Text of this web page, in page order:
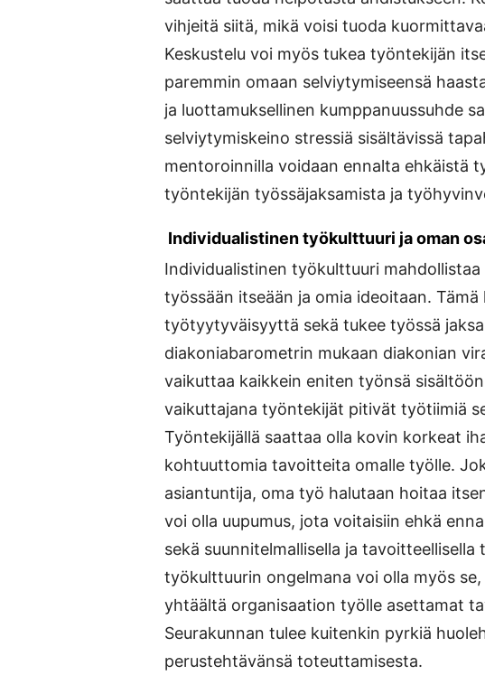
vihjeitä siitä, mikä voisi tuoda
Keskustelu voi myös tukea työntekijän
paremmin omaan selviytymiseensä
ja luottamuksellinen kumppanuussuhde
selviytymiskeino stressiä sisältävissä
mentoroinnilla voidaan ennalta ehkäistä
työntekijän työssäjaksamista ja
Individualistinen työkulttuuri ja oman
Individualistinen työkulttuuri
työssään itseään ja omia ideoitaan.
työtyytyväisyyttä sekä tukee työssä
diakoniabarometrin mukaan diakonian
vaikuttaa kaikkein eniten työnsä
vaikuttajana työntekijät pitivät työtiimiä
Työntekijällä saattaa olla kovin korkeat
kohtuuttomia tavoitteita omalle työlle.
asiantuntija, oma työ halutaan hoitaa
voi olla uupumus, jota voitaisiin ehkä
sekä suunnitelmallisella ja
työkulttuurin ongelmana voi olla myös
yhtäältä organisaation työlle asettamat
Seurakunnan tulee kuitenkin pyrkiä
perustehtävänsä toteuttamisesta.